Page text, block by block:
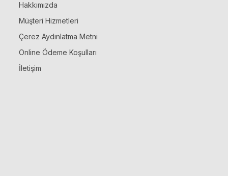
Hakkımızda
Müşteri Hizmetleri
Çerez Aydınlatma Metni
Online Ödeme Koşulları
İletişim